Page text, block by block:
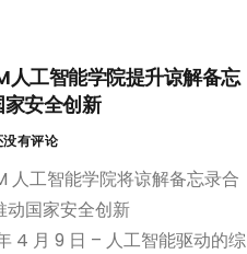
工智能学院提升谅解备忘
安全创新
没有评论
工智能学院将谅解备忘录合
动国家安全创新
4 月 9 日 – 人工智能驱动的综